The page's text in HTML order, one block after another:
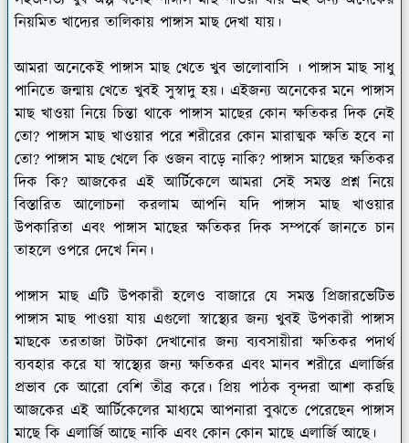
নিয়মিত খাদ্যের তালিকায় পাঙ্গাস মাছ দেখা যায়।
আমরা অনেকেই পাঙ্গাস মাছ খেতে খুব ভালোবাসি । পাঙ্গাস মাছ সাধু
পানিতে জন্মায় খেতে খুবই সুস্বাদু হয়। এইজন্য অনেকের মনে পাঙ্গাস
মাছ খাওয়া নিয়ে চিন্তা থাকে পাঙ্গাস মাছের কোন ক্ষতিকর দিক নেই
তো? পাঙ্গাস মাছ খাওয়ার পরে শরীরের কোন মারাত্মক ক্ষতি হবে না
তো? পাঙ্গাস মাছ খেলে কি ওজন বাড়ে নাকি? পাঙ্গাস মাছের ক্ষতিকর
দিক কি? আজকের এই আর্টিকেলে আমরা সেই সমস্ত প্রশ্ন নিয়ে
বিস্তারিত আলোচনা করলাম আপনি যদি পাঙ্গাস মাছ খাওয়ার
উপকারিতা এবং পাঙ্গাস মাছের ক্ষতিকর দিক সম্পর্কে জানতে চান
তাহলে ওপরে দেখে নিন।
পাঙ্গাস মাছ এটি উপকারী হলেও বাজারে যে সমস্ত প্রিজারভেটিভ
পাঙ্গাস মাছ পাওয়া যায় এগুলো স্বাস্থ্যের জন্য খুবই উপকারী পাঙ্গাস
মাছকে তরতাজা টাটকা দেখানোর জন্য ব্যবসায়ীরা ক্ষতিকর পদার্থ
ব্যবহার করে যা স্বাস্থ্যের জন্য ক্ষতিকর এবং মানব শরীরে এলার্জির
প্রভাব কে আরো বেশি তীব্র করে। প্রিয় পাঠক বৃন্দরা আশা করছি
আজকের এই আর্টিকেলের মাধ্যমে আপনারা বুঝতে পেরেছেন পাঙ্গাস
মাছে কি এলার্জি আছে নাকি এবং কোন কোন মাছে এলার্জি আছে।